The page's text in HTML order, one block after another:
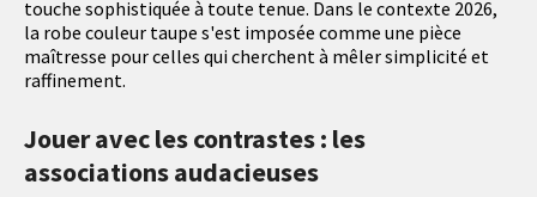
touche sophistiquée à toute tenue. Dans le contexte 2026,
la robe couleur taupe s'est imposée comme une pièce
maîtresse pour celles qui cherchent à mêler simplicité et
raffinement.
Jouer avec les contrastes : les
associations audacieuses